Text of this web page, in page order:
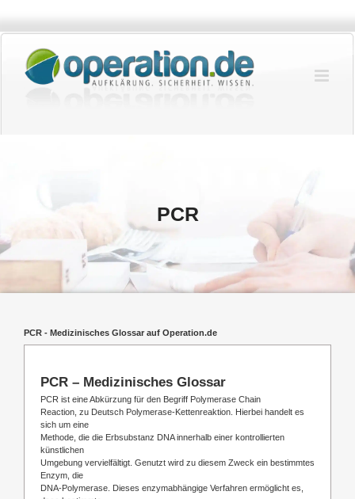
springen
PCR
PCR - Medizinisches Glossar auf Operation.de
PCR – Medizinisches Glossar
PCR ist eine Abkürzung für den Begriff Polymerase Chain
Reaction, zu Deutsch Polymerase-Kettenreaktion. Hierbei handelt es
sich um eine
Methode, die die Erbsubstanz DNA innerhalb einer kontrollierten
künstlichen
Umgebung vervielfältigt. Genutzt wird zu diesem Zweck ein bestimmtes
Enzym, die
DNA-Polymerase. Dieses enzymabhängige Verfahren ermöglicht es,